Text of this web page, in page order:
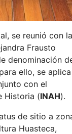
se reunió con la
Frausto
denominación
ello, se aplica
con el
Historia (INAH).
de sitio a
Huasteca,